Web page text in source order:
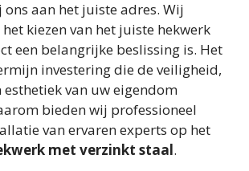
aan het juiste adres. Wij
kiezen van het juiste hekwerk
een belangrijke beslissing is. Het
investering die de veiligheid,
van uw eigendom
bieden wij professioneel
van ervaren experts op het
met verzinkt staal.